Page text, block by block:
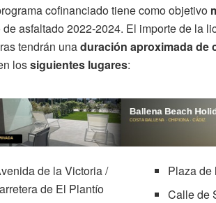
cofinanciado tiene como objetivo
de asfaltado 2022-2024. El importe de la
tendrán unaduración aproximada de
lossiguientes lugares:
de la Victoria /
de El Plantío
Plaza de
Calle de